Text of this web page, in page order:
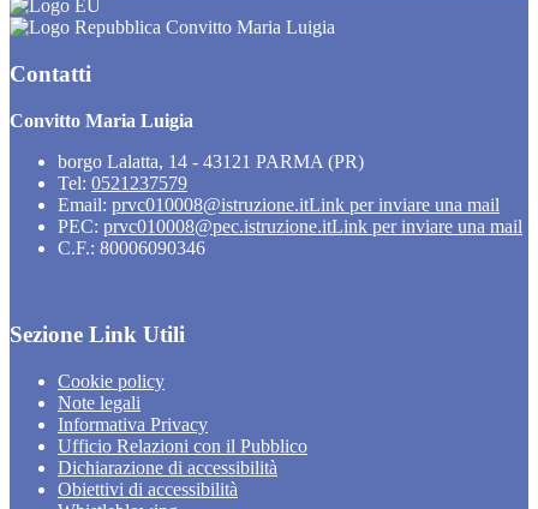
Convitto Maria Luigia
Contatti
Convitto Maria Luigia
borgo Lalatta, 14 - 43121 PARMA (PR)
Tel: 0521237579
Email: prvc010008@istruzione.itLink per inviare una mail
PEC: prvc010008@pec.istruzione.itLink per inviare una mail
C.F.: 80006090346
Sezione Link Utili
Cookie policy
Note legali
Informativa Privacy
Ufficio Relazioni con il Pubblico
Dichiarazione di accessibilità
Obiettivi di accessibilità